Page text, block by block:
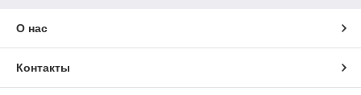
О нас
Контакты